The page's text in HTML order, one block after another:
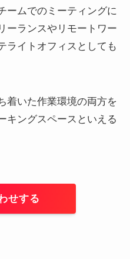
ームでのミーティングに
ーランスやリモートワー
ライトオフィスとしても
着いた作業環境の両方を
キングスペースといえる
せする